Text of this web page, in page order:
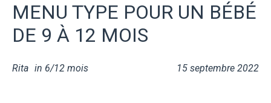
MENU TYPE POUR UN BÉBÉ
DE 9 À 12 MOIS
15 septembre 2022
Rita in 6/12 mois